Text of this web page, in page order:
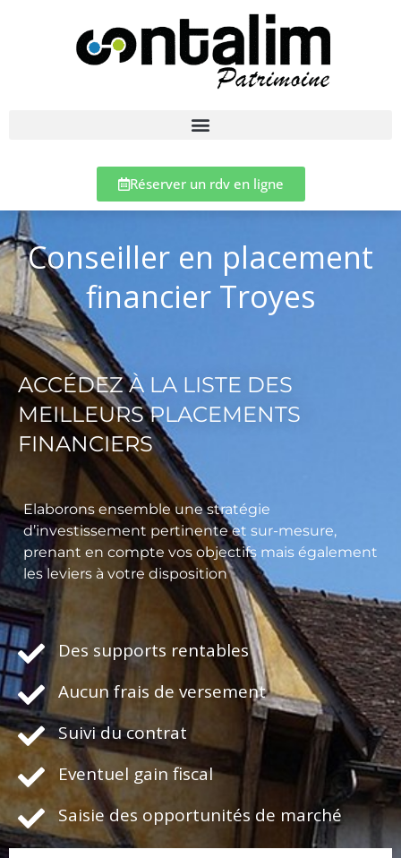
Réserver un rdv en ligne
Conseiller en placement
financier Troyes
ACCÉDEZ À LA LISTE DES
MEILLEURS PLACEMENTS
FINANCIERS
Elaborons ensemble une stratégie
d’investissement pertinente et sur-mesure,
prenant en compte vos objectifs mais également
les leviers à votre disposition
Des supports rentables
Aucun frais de versement
Suivi du contrat
Eventuel gain fiscal
Saisie des opportunités de marché